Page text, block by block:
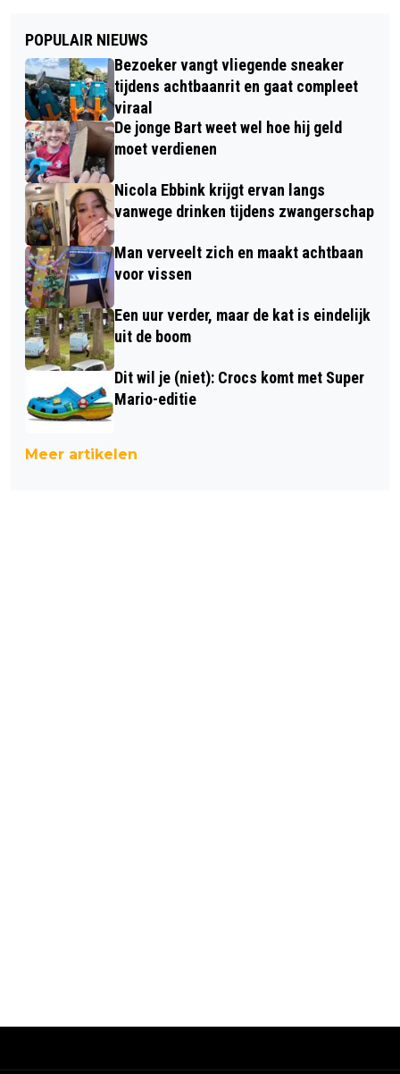
POPULAIR NIEUWS
Bezoeker vangt vliegende sneaker
tijdens achtbaanrit en gaat compleet
viraal
De jonge Bart weet wel hoe hij geld
moet verdienen
Nicola Ebbink krijgt ervan langs
vanwege drinken tijdens zwangerschap
Man verveelt zich en maakt achtbaan
voor vissen
Een uur verder, maar de kat is eindelijk
uit de boom
Dit wil je (niet): Crocs komt met Super
Mario-editie
Meer artikelen